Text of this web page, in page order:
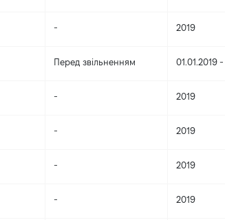
- 2019
Перед звільненням 01.01.2019
- 2019
- 2019
- 2019
- 2019